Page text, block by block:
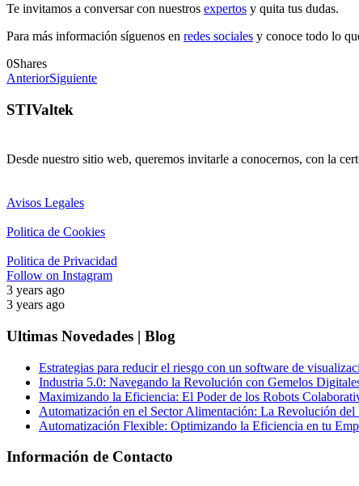
Te invitamos a conversar con nuestros expertos y quita tus dudas.
Para más información síguenos en redes sociales y conoce todo lo
0Shares
AnteriorSiguiente
STIValtek
Desde nuestro sitio web, queremos invitarle a conocernos, con la
Avisos Legales
Politica de Cookies
Politica de Privacidad
Follow on Instagram
3 years ago
3 years ago
Ultimas Novedades | Blog
Estrategias para reducir el riesgo con un software de
Industria 5.0: Navegando la Revolución con Gemelos
Maximizando la Eficiencia: El Poder de los Robots
Automatización en el Sector Alimentación: La Revolución del
Automatización Flexible: Optimizando la Eficiencia en tu
Información de Contacto